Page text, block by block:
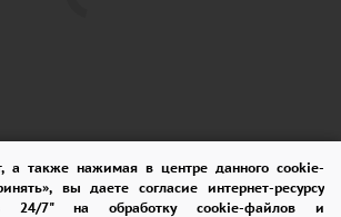
а также нажимая в центре данного cookie-
вы даете согласие интернет-ресурсу
24/7" на обработку cookie-файлов и
ОПЛАТА
ДОСТАВКА